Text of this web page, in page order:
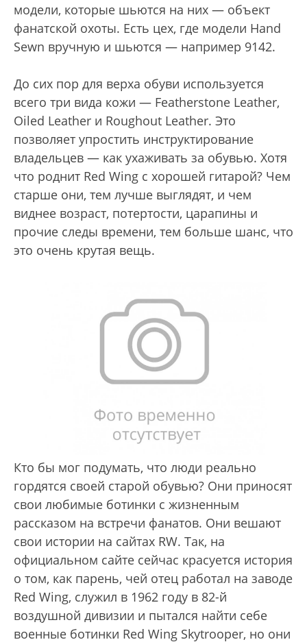
модели, которые шьются на них — объект
фанатской охоты. Есть цех, где модели Hand
Sewn вручную и шьются — например 9142.
До сих пор для верха обуви используется
всего три вида кожи — Featherstone Leather,
Oiled Leather и Roughout Leather. Это
позволяет упростить инструктирование
владельцев — как ухаживать за обувью. Хотя
что роднит Red Wing с хорошей гитарой? Чем
старше они, тем лучше выглядят, и чем
виднее возраст, потертости, царапины и
прочие следы времени, тем больше шанс, что
это очень крутая вещь.
Кто бы мог подумать, что люди реально
гордятся своей старой обувью? Они приносят
свои любимые ботинки с жизненным
рассказом на встречи фанатов. Они вешают
свои истории на сайтах RW. Так, на
официальном сайте сейчас красуется история
о том, как парень, чей отец работал на заводе
Red Wing, служил в 1962 году в 82-й
воздушной дивизии и пытался найти себе
военные ботинки Red Wing Skytrooper, но они